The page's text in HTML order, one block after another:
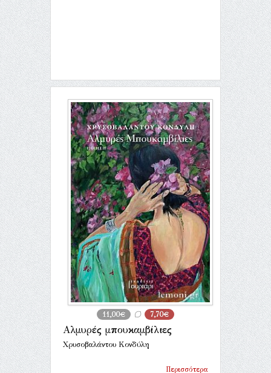
11,00€ 7,70€
Αλμυρές μπουκαμβίλιες
Χρυσοβαλάντου Κονδύλη
Περισσότερα